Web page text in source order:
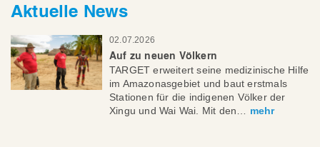
Aktuelle News
02.07.2026
Auf zu neuen Völkern
TARGET erweitert seine medizinische Hilfe
im Amazonasgebiet und baut erstmals
Stationen für die indigenen Völker der
Xingu und Wai Wai. Mit den… mehr